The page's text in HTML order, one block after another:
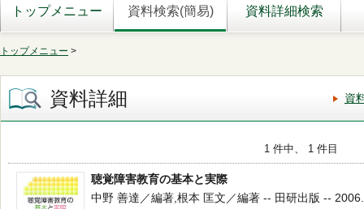
トップメニュー 資料検索(簡易) 資料詳細検索
トップメニュー >
資料詳細 資
1 件中、 1 件目
聴覚障害教育の基本と実際
中野 善達／編著,根本 匡文／編著 -- 田研出版 --